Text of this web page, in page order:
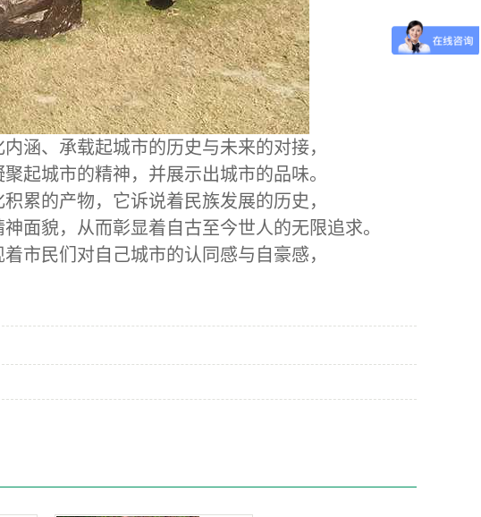
涵、承载起城市的历史与未来的对接，
起城市的精神，并展示出城市的品味。
累的产物，它诉说着民族发展的历史，
面貌，从而彰显着自古至今世人的无限追求。
市民们对自己城市的认同感与自豪感，